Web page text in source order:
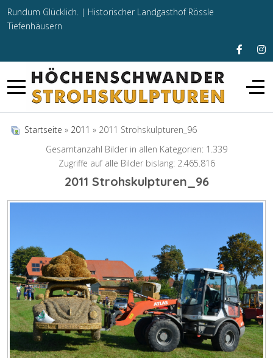
Rundum Glücklich. | Historischer Landgasthof Rössle
Tiefenhäusern
Startseite » 2011 » 2011 Strohskulpturen_96
Gesamtanzahl Bilder in allen Kategorien: 1.339
Zugriffe auf alle Bilder bislang: 2.465.816
2011 Strohskulpturen_96